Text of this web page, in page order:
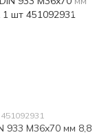
933 M36x70 мм 8,8